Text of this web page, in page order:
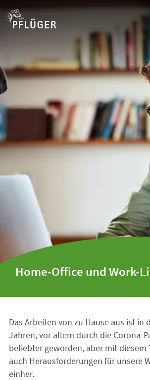
Home-Office und Work-
Das Arbeiten von zu Hause aus ist in
Jahren, vor allem durch die Corona-
beliebter geworden, aber mit diesem
auch Herausforderungen für unsere
einher.